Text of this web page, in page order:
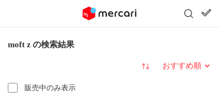
moft z の検索結果
販売中のみ表示
並び替え